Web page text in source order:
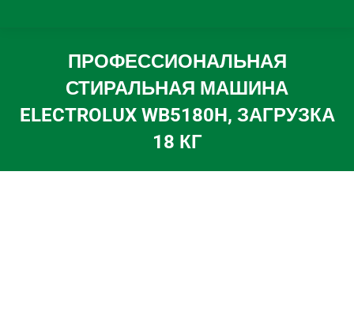
ПРОФЕССИОНАЛЬНАЯ
СТИРАЛЬНАЯ МАШИНА
ELECTROLUX WB5180H, ЗАГРУЗКА
18 КГ
Вы здесь: